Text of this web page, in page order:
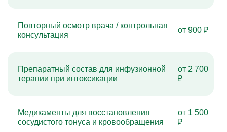
Повторный осмотр врача / контрольная
консультация
от 900 ₽
Препаратный состав для инфузионной
терапии при интоксикации
от 2 700
₽
Медикаменты для восстановления
сосудистого тонуса и кровообращения
от 1 500
₽